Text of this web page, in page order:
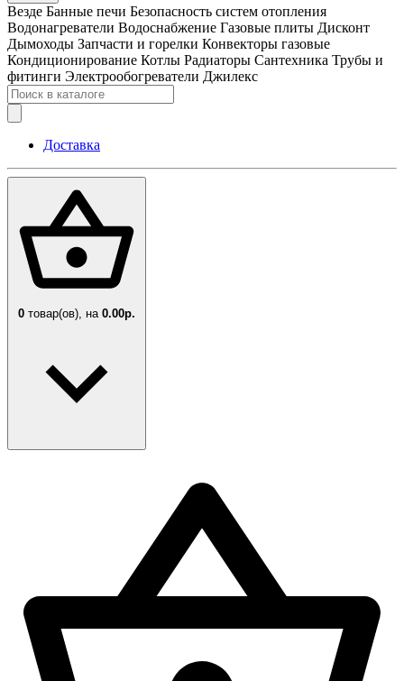
Везде Банные печи Безопасность систем отопления
Водонагреватели Водоснабжение Газовые плиты Дисконт
Дымоходы Запчасти и горелки Конвекторы газовые
Кондиционирование Котлы Радиаторы Сантехника Трубы и
фитинги Электрообогреватели Джилекс
Доставка
0 товар(ов), на 0.00р.